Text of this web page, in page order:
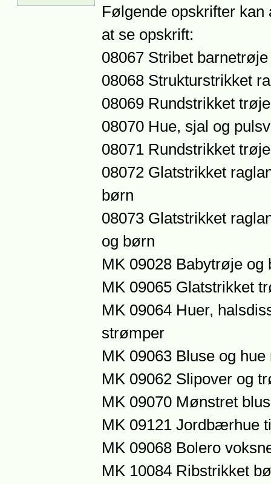
Følgende opskrifter
at se opskrift:
08067 Stribet barnetrøje
08068 Strukturstrikket
08069 Rundstrikket
08070 Hue, sjal og
08071 Rundstrikket
08072 Glatstrikket
børn
08073 Glatstrikket
og børn
MK 09028 Babytrøje og
MK 09065 Glatstrikket
MK 09064 Huer,
strømper
MK 09063 Bluse og hue
MK 09062 Slipover og
MK 09070 Mønstret
MK 09121 Jordbærhue
MK 09068 Bolero
MK 10084 Ribstrikket